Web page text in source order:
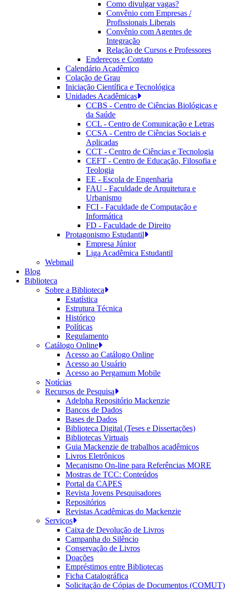
Como divulgar vagas?
Convênio com Empresas /
Profissionais Liberais
Convênio com Agentes de
Integração
Relação de Cursos e Professores
Endereços e Contato
Calendário Acadêmico
Colação de Grau
Iniciação Científica e Tecnológica
Unidades Acadêmicas
CCBS - Centro de Ciências Biológicas e
da Saúde
CCL - Centro de Comunicação e Letras
CCSA - Centro de Ciências Sociais e
Aplicadas
CCT - Centro de Ciências e Tecnologia
CEFT - Centro de Educação, Filosofia e
Teologia
EE - Escola de Engenharia
FAU - Faculdade de Arquitetura e
Urbanismo
FCI - Faculdade de Computação e
Informática
FD - Faculdade de Direito
Protagonismo Estudantil
Empresa Júnior
Liga Acadêmica Estudantil
Webmail
Blog
Biblioteca
Sobre a Biblioteca
Estatística
Estrutura Técnica
Histórico
Políticas
Regulamento
Catálogo Online
Acesso ao Catálogo Online
Acesso ao Usuário
Acesso ao Pergamum Mobile
Notícias
Recursos de Pesquisa
Adelpha Repositório Mackenzie
Bancos de Dados
Bases de Dados
Biblioteca Digital (Teses e Dissertações)
Bibliotecas Virtuais
Guia Mackenzie de trabalhos acadêmicos
Livros Eletrônicos
Mecanismo On-line para Referências MORE
Mostras de TCC: Conteúdos
Portal da CAPES
Revista Jovens Pesquisadores
Repositórios
Revistas Acadêmicas do Mackenzie
Serviços
Caixa de Devolução de Livros
Campanha do Silêncio
Conservação de Livros
Doações
Empréstimos entre Bibliotecas
Ficha Catalográfica
Solicitação de Cópias de Documentos (COMUT)